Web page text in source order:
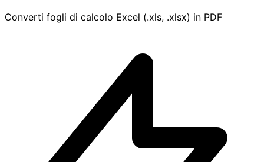
Converti fogli di calcolo Excel (.xls, .xlsx) in PDF